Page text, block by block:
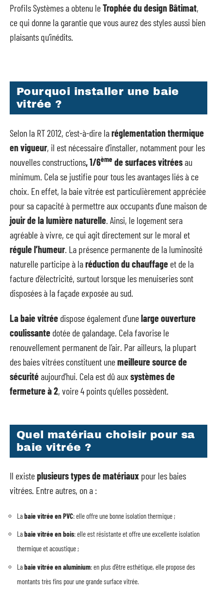
Profils Systèmes a obtenu leTrophée du design Bâtimat,
ce qui donne la garantie que vous aurez des styles aussi bien
plaisants qu’inédits.
Pourquoi installer une baie
vitrée ?
Selon la RT 2012, c’est-à-dire laréglementation thermique
en vigueur, il est nécessaire d’installer, notamment pour les
nouvelles constructions, 1/6ème de surfaces vitréesau
minimum. Cela se justifie pour tous les avantages liés à ce
choix. En effet, la baie vitrée est particulièrement appréciée
pour sa capacité à permettre aux occupants d’une maison de
jouir de la lumière naturelle . Ainsi, le logement sera
agréable à vivre, ce qui agit directement sur le moral et
régule l’humeur. La présence permanente de la luminosité
naturelle participe à laréduction du chauffage et de la
facture d’électricité, surtout lorsque les menuiseries sont
disposées à la façade exposée au sud.
La baie vitrée dispose également d’unelarge ouverture
coulissante dotée de galandage. Cela favorise le
renouvellement permanent de l’air. Par ailleurs, la plupart
des baies vitrées constituent unemeilleure source de
sécuritéaujourd’hui. Cela est dû aux systèmes de
fermeture à 2, voire 4 points qu’elles possèdent.
Quel matériau choisir pour sa
baie vitrée ?
Il existeplusieurs types de matériaux pour les baies
vitrées. Entre autres, on a :
Labaie vitrée en PVC: elle offre une bonne isolation thermique ;
Labaie vitrée en bois: elle est résistante et offre une excellente isolation
thermique et acoustique ;
Labaie vitrée en aluminium: en plus d’être esthétique, elle propose des
montants très fins pour une grande surface vitrée.